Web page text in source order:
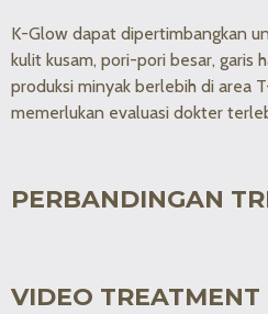
K-Glow dapat dipertimbangkan
kulit kusam, pori-pori besar, garis
produksi minyak berlebih di area
memerlukan evaluasi dokter
PERBANDINGAN
VIDEO TREATMENT